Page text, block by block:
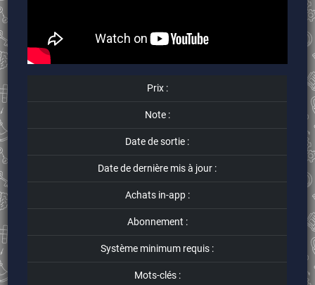
Prix :
Note :
Date de sortie :
Date de dernière mis à jour :
Achats in-app :
Abonnement :
Système minimum requis :
Mots-clés :